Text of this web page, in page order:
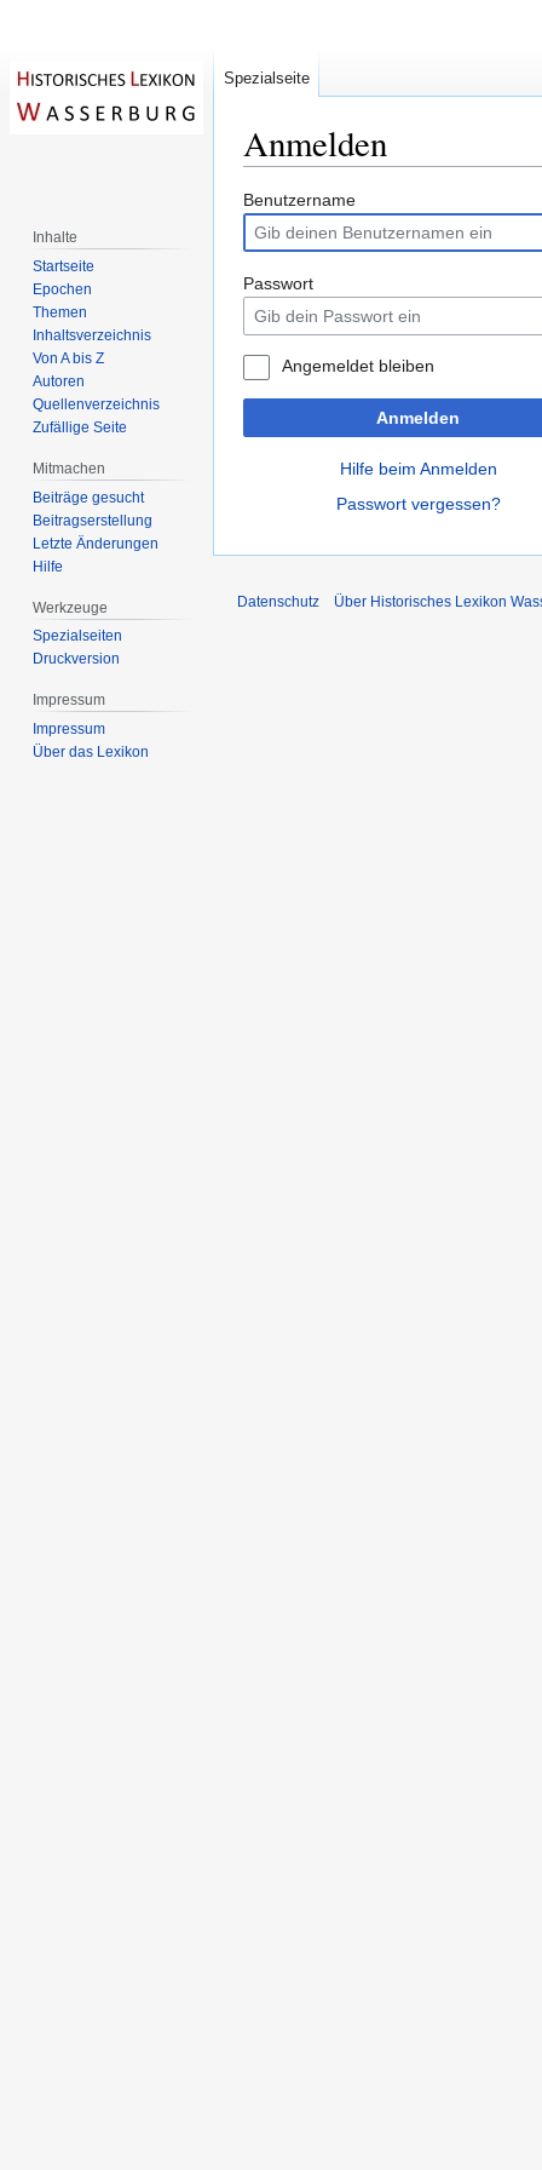
Anmelden
Zur
Navigation
springen
Zur
Suche
springen
Benutzername
Passwort
Angemeldet bleiben
Anmelden
Hilfe beim Anmelden
Passwort vergessen?
Spezialseite
Inhalte
Startseite
Epochen
Themen
Inhaltsverzeichnis
Von A bis Z
Autoren
Quellenverzeichnis
Zufällige Seite
Mitmachen
Beiträge gesucht
Beitragserstellung
Letzte Änderungen
Hilfe
Werkzeuge
Spezialseiten
Druckversion
Impressum
Impressum
Über das Lexikon
Datenschutz Über Historisches Lexikon